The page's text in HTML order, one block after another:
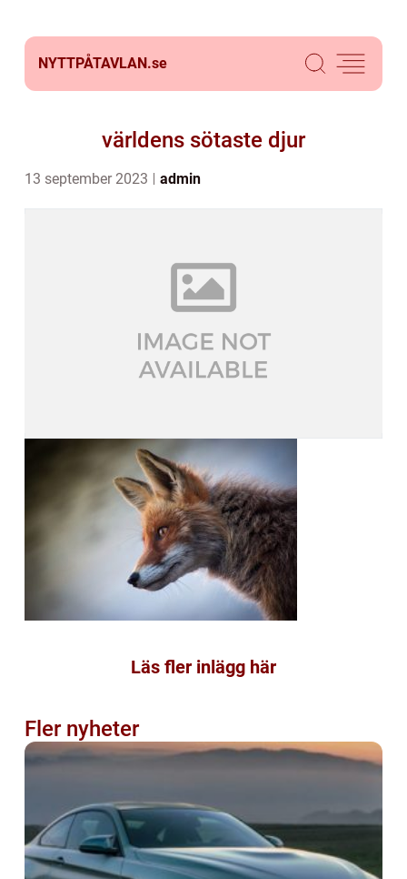
NYTTPÅTAVLAN.se
världens sötaste djur
13 september 2023 admin
Läs fler inlägg här
Fler nyheter